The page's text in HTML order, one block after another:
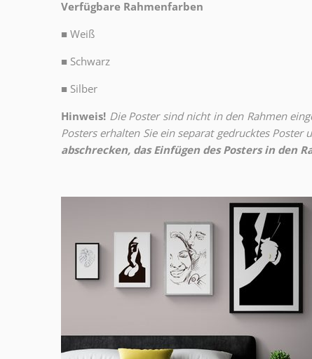
Verfügbare Rahmenfarben
■ Weiß
■ Schwarz
■ Silber
Hinweis! Die Poster sind nicht in den Rahmen
Posters erhalten Sie ein separat gedrucktes Poster
abschrecken, das Einfügen des Posters in den